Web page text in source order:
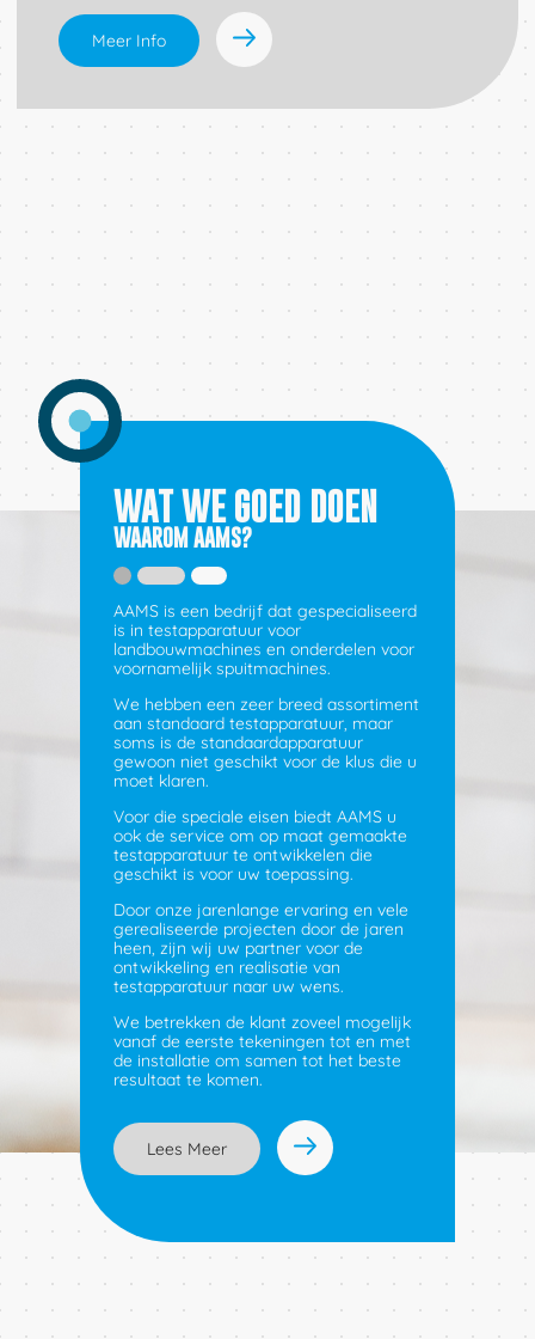
Telefoon
Email
Verstuur
Meer Info
WAT WE GOED DOEN
WAAROM AAMS?
AAMS is een bedrijf dat gespecialiseerd
is in testapparatuur voor
landbouwmachines en onderdelen voor
voornamelijk spuitmachines.
We hebben een zeer breed assortiment
aan standaard testapparatuur, maar
soms is de standaardapparatuur
gewoon niet geschikt voor de klus die u
moet klaren.
Voor die speciale eisen biedt AAMS u
ook de service om op maat gemaakte
testapparatuur te ontwikkelen die
geschikt is voor uw toepassing.
Door onze jarenlange ervaring en vele
gerealiseerde projecten door de jaren
heen, zijn wij uw partner voor de
ontwikkeling en realisatie van
testapparatuur naar uw wens.
We betrekken de klant zoveel mogelijk
vanaf de eerste tekeningen tot en met
de installatie om samen tot het beste
resultaat te komen.
Lees Meer